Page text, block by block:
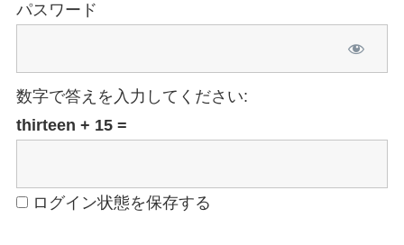
パスワード
数字で答えを入力してください:
thirteen + 15 =
ログイン状態を保存する